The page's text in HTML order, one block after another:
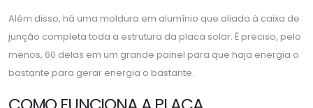
Além disso, há uma moldura em alumínio que aliada à caixa de
junção completa toda a estrutura da placa solar. É preciso, pelo
menos, 60 delas em um grande painel para que haja energia o
bastante para gerar energia o bastante.